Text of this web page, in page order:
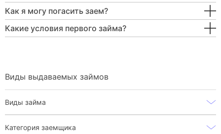
Как я могу погасить заем?
Какие условия первого займа?
Виды выдаваемых займов
Виды займа
Категория заемщика